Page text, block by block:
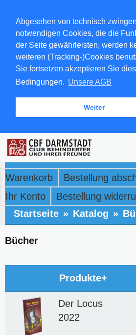
Abgesehen von technisch
notwendigen Cookies, die die
der Seite gewährleisten, werden
weiteren (Tracking-)Cookies
Sie fortsetzen akzeptieren Sie
Bedingungen. Unsere AGB
Weiter
Warenkorb
Bestellung
Ihr Konto
Bestellung
Startseite » Katalog »
Bücher
Produkte+
Der Locus
2022